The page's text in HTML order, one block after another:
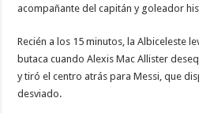
acompañante del capitán y goleador
Recién a los 15 minutos, la Albiceleste
butaca cuando Alexis Mac Allister
y tiró el centro atrás para Messi, que
desviado.